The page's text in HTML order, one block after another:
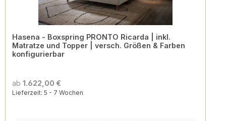
Hasena - Boxspring PRONTO Ricarda | inkl.
Matratze und Topper | versch. Größen & Farben
konfigurierbar
ab 1.622,00 €
Lieferzeit: 5 - 7 Wochen